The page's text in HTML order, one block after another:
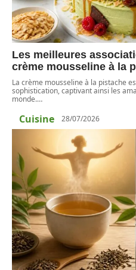
Les meilleures
crème mousseline à la
La crème mousseline à la pistache
sophistication, captivant ainsi les
monde.…
Cuisine 28/07/2026